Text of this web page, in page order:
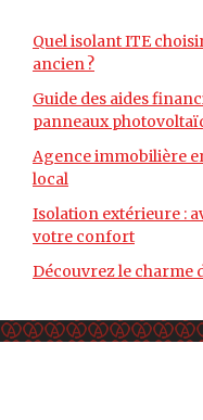
Quel isolant ITE
ancien ?
Guide des aides
panneaux
Agence immobilière
local
Isolation extérieure :
votre confort
Découvrez le charme